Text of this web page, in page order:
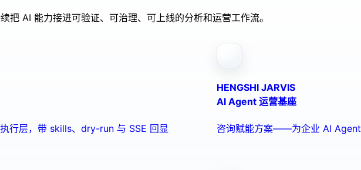
把 AI 能力接进可验证、可治理、可上线的分析和运营工作流。
行层，带 skills、dry-run 与 SSE 回显
HENGSHI JARVIS
AI Agent 运营基座
咨询赋能方案——为企业 AI Agent